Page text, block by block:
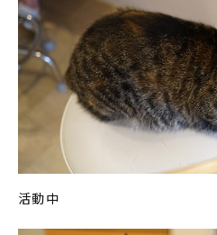
活動中